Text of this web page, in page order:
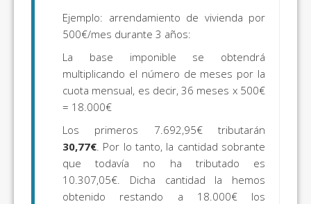
Ejemplo: arrendamiento de vivienda por
500€/mes durante 3 años:
La base imponible se obtendrá
multiplicando el número de meses por la
cuota mensual, es decir, 36 meses x 500€
= 18.000€
Los primeros 7.692,95€ tributarán
30,77€. Por lo tanto, la cantidad sobrante
que todavía no ha tributado es
10.307,05€. Dicha cantidad la hemos
obtenido restando a 18.000€ los